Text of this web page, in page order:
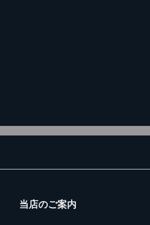
当店のご案内